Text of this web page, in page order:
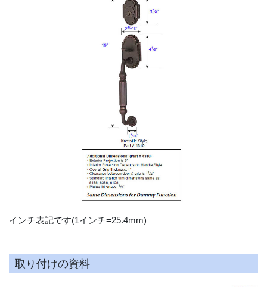
インチ表記です(1インチ=25.4mm)
取り付けの資料